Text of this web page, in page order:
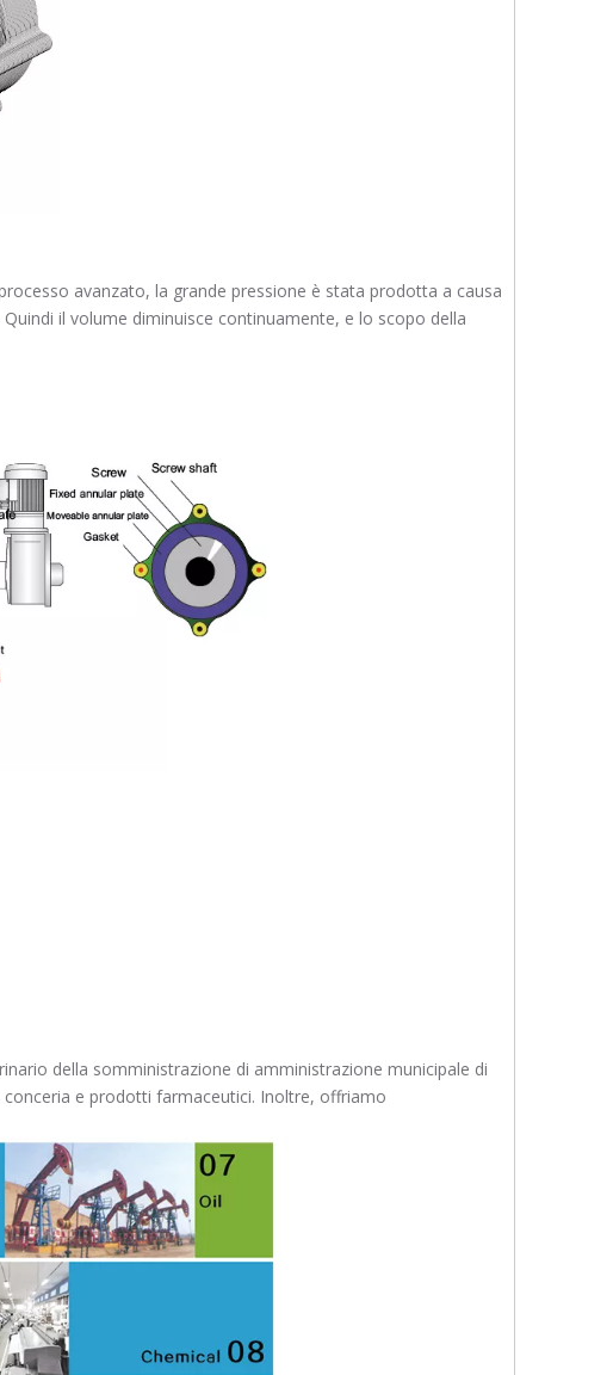
avanzato, la grande pressione è stata prodotta a causa
il volume diminuisce continuamente, e lo scopo della
della somministrazione di amministrazione municipale di
e prodotti farmaceutici. Inoltre, offriamo